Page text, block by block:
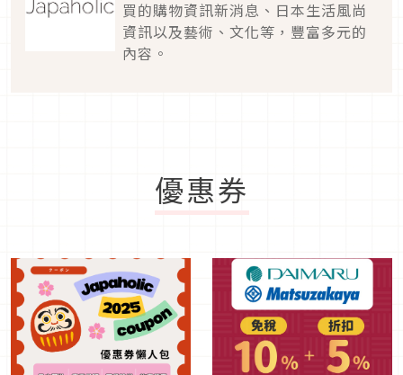
買的購物資訊新消息、日本生活風尚
資訊以及藝術、文化等，豐富多元的
內容。
優惠券